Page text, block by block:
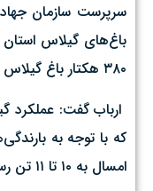
سرپرست سازمان
۳۸۰ هکتار باغ گیلاس دارد.
که با توجه به
امسال به ۱۰ تا ۱۱ تن رسیده است.